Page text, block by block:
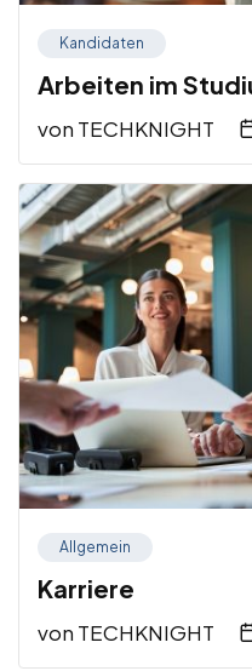
Kandidaten
Arbeiten im
von TECHKNIGHT
Allgemein
Karriere
von TECHKNIGHT